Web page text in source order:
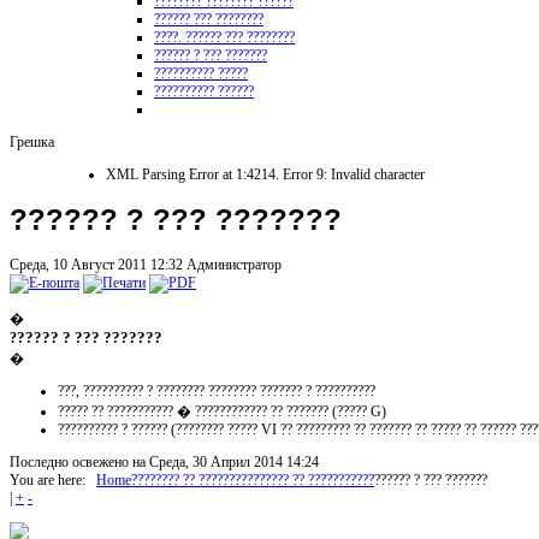
?????? ??? ????????
????. ?????? ??? ????????
?????? ? ??? ???????
?????????? ?????
?????????? ??????
Грешка
XML Parsing Error at 1:4214. Error 9: Invalid character
?????? ? ??? ???????
Среда, 10 Август 2011 12:32 Администратор
�
?????? ? ??? ???????
�
???, ?????????? ? ???????? ???????? ??????? ? ??????????
????? ?? ??????????? � ???????????? ?? ??????? (????? G)
?????????? ? ?????? (???????? ????? VI ?? ????????? ?? ??????? ?? ????? ?? ??????
Последно освежено на Среда, 30 Април 2014 14:24
You are here: Home???????? ?? ??????????????? ?? ????????????????? ? ??? ???????
+ -